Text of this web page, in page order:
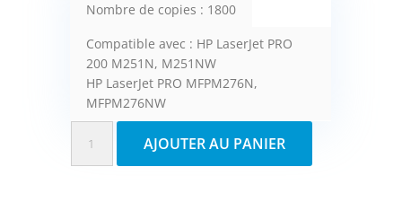
Nombre de copies : 1800
Compatible avec : HP LaserJet PRO
200 M251N, M251NW
HP LaserJet PRO MFPM276N,
MFPM276NW
AJOUTER AU PANIER